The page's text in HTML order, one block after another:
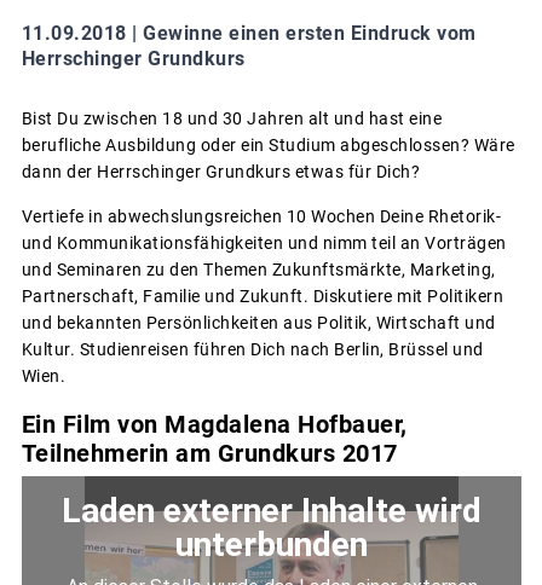
11.09.2018 | Gewinne einen ersten Eindruck vom
Herrschinger Grundkurs
Bist Du zwischen 18 und 30 Jahren alt und hast eine
berufliche Ausbildung oder ein Studium abgeschlossen? Wäre
dann der Herrschinger Grundkurs etwas für Dich?
Vertiefe in abwechslungsreichen 10 Wochen Deine Rhetorik-
und Kommunikationsfähigkeiten und nimm teil an Vorträgen
und Seminaren zu den Themen Zukunftsmärkte, Marketing,
Partnerschaft, Familie und Zukunft. Diskutiere mit Politikern
und bekannten Persönlichkeiten aus Politik, Wirtschaft und
Kultur. Studienreisen führen Dich nach Berlin, Brüssel und
Wien.
Ein Film von Magdalena Hofbauer,
Teilnehmerin am Grundkurs 2017